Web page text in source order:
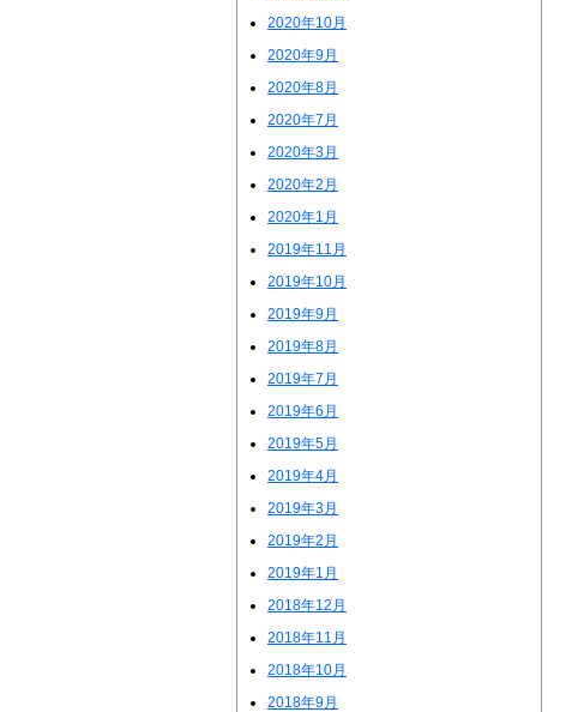
2020年10月
2020年9月
2020年8月
2020年7月
2020年3月
2020年2月
2020年1月
2019年11月
2019年10月
2019年9月
2019年8月
2019年7月
2019年6月
2019年5月
2019年4月
2019年3月
2019年2月
2019年1月
2018年12月
2018年11月
2018年10月
2018年9月